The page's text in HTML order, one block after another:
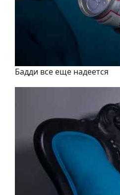
Бадди все еще надеется